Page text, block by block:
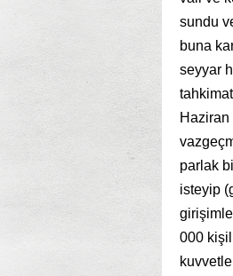
sundu
buna
seyyar
Haziran
parlak
isteyip
000